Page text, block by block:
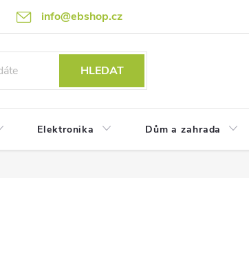
info@ebshop.cz
HLEDAT
Elektronika Dům a zahrada